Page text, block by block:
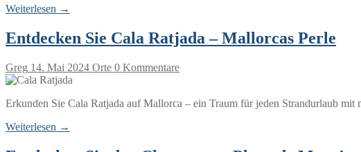
Weiterlesen →
Entdecken Sie Cala Ratjada – Mallorcas Perle
Greg 14. Mai 2024 Orte 0 Kommentare
Erkunden Sie Cala Ratjada auf Mallorca – ein Traum für jeden Strandurlaub
Weiterlesen →